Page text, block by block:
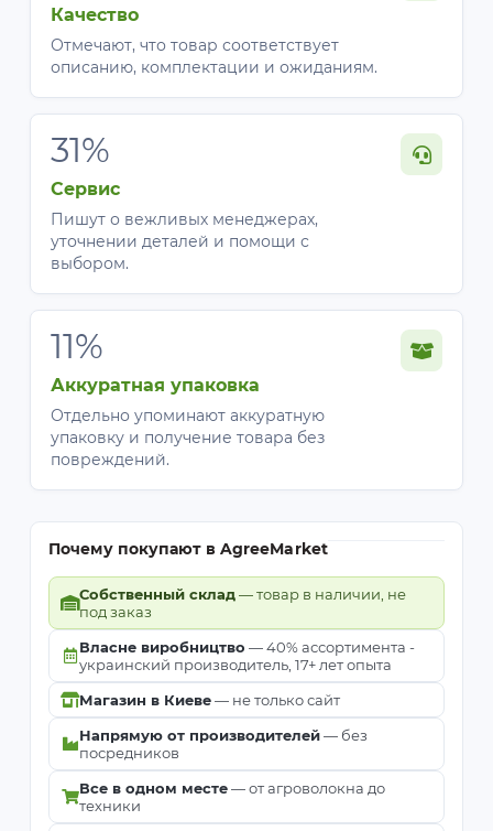
Качество
Отмечают, что товар соответствует
описанию, комплектации и ожиданиям.
31%
Сервис
Пишут о вежливых менеджерах,
уточнении деталей и помощи с
выбором.
11%
Аккуратная упаковка
Отдельно упоминают аккуратную
упаковку и получение товара без
повреждений.
Почему покупают в AgreeMarket
Собственный склад— товар в наличии, не
под заказ
Власне виробництво — 40% ассортимента -
украинский производитель, 17+ лет опыта
Магазин в Киеве— не только сайт
Напрямую от производителей— без
посредников
Все в одном месте— от агроволокна до
техники